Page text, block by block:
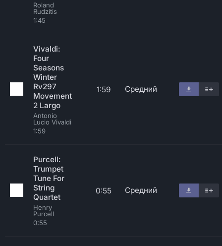
Roland
Rudzitis
1:45
Vivaldi:
Four
Seasons
Winter
Rv297
Movement
2 Largo
Antonio
Lucio Vivaldi
1:59
1:59 Средний
Purcell:
Trumpet
Tune For
String
Quartet
Henry
Purcell
0:55
0:55 Средний